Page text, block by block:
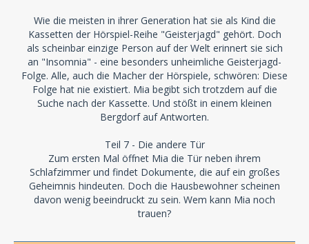
Wie die meisten in ihrer Generation hat sie als Kind die
Kassetten der Hörspiel-Reihe "Geisterjagd" gehört. Doch
als scheinbar einzige Person auf der Welt erinnert sie sich
an "Insomnia" - eine besonders unheimliche Geisterjagd-
Folge. Alle, auch die Macher der Hörspiele, schwören: Diese
Folge hat nie existiert. Mia begibt sich trotzdem auf die
Suche nach der Kassette. Und stößt in einem kleinen
Bergdorf auf Antworten.
Teil 7 - Die andere Tür
Zum ersten Mal öffnet Mia die Tür neben ihrem
Schlafzimmer und findet Dokumente, die auf ein großes
Geheimnis hindeuten. Doch die Hausbewohner scheinen
davon wenig beeindruckt zu sein. Wem kann Mia noch
trauen?